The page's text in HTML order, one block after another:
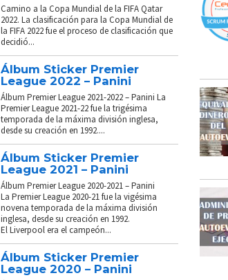
Camino a la Copa Mundial de la FIFA Qatar
2022. La clasificación para la Copa Mundial de
la FIFA 2022 fue el proceso de clasificación que
decidió...
Álbum Sticker Premier
League 2022 – Panini
Álbum Premier League 2021-2022 – Panini La
Premier League 2021-22 fue la trigésima
temporada de la máxima división inglesa,
desde su creación en 1992....
Álbum Sticker Premier
League 2021 – Panini
Álbum Premier League 2020-2021 – Panini
La Premier League 2020-21 fue la vigésima
novena temporada de la máxima división
inglesa, desde su creación en 1992.
El Liverpool era el campeón...
Álbum Sticker Premier
League 2020 – Panini